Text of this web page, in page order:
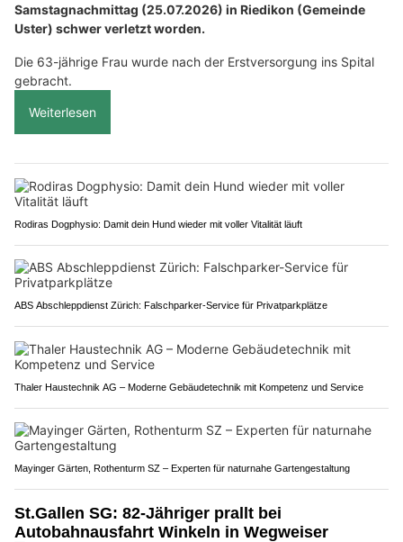
Samstagnachmittag (25.07.2026) in Riedikon (Gemeinde
Uster) schwer verletzt worden.
Die 63-jährige Frau wurde nach der Erstversorgung ins Spital
gebracht.
Weiterlesen
Rodiras Dogphysio: Damit dein Hund wieder mit voller Vitalität läuft
ABS Abschleppdienst Zürich: Falschparker-Service für Privatparkplätze
Thaler Haustechnik AG – Moderne Gebäudetechnik mit Kompetenz und Service
Mayinger Gärten, Rothenturm SZ – Experten für naturnahe Gartengestaltung
St.Gallen SG: 82-Jähriger prallt bei
Autobahnausfahrt Winkeln in Wegweiser